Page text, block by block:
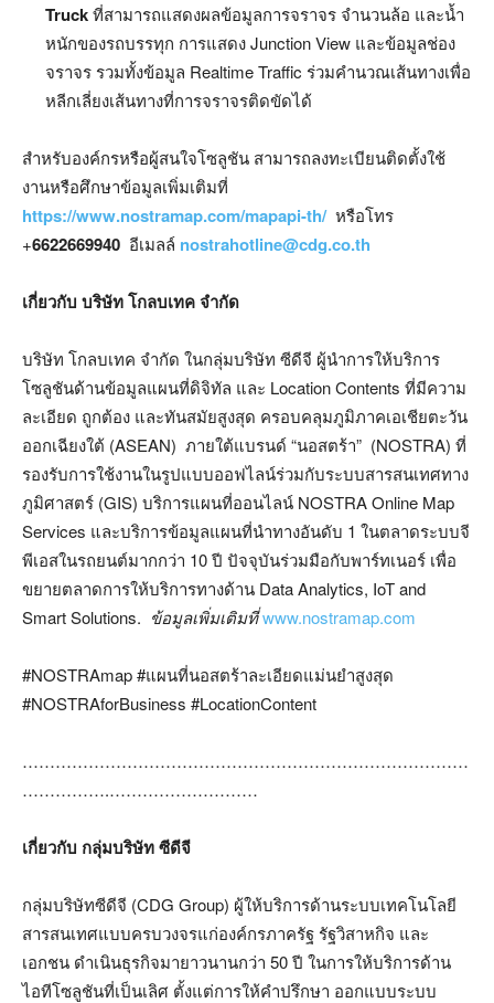
Truckที่สามารถแสดงผลข้อมูลการจราจร จำนวนล้อ และน้ำ
หนักของรถบรรทุก การแสดง Junction View และข้อมูลช่อง
จราจร รวมทั้งข้อมูล Realtime Traffic ร่วมคำนวณเส้นทางเพื่อ
หลีกเลี่ยงเส้นทางที่การจราจรติดขัดได้
สำหรับองค์กรหรือผู้สนใจโซลูชัน สามารถลงทะเบียนติดตั้งใช้
งานหรือศึกษาข้อมูลเพิ่มเติมที่
https://www.nostramap.com/mapapi-th/หรือโทร
+6622669940 อีเมลล์ nostrahotline@cdg.co.th
เกี่ยวกับ บริษัท โกลบเทค จำกัด
บริษัท โกลบเทค จำกัด ในกลุ่มบริษัท ซีดีจี ผู้นำการให้บริการ
โซลูชันด้านข้อมูลแผนที่ดิจิทัล และ Location Contents ที่มีความ
ละเอียด ถูกต้อง และทันสมัยสูงสุด ครอบคลุมภูมิภาคเอเชียตะวัน
ออกเฉียงใต้ (ASEAN) ภายใต้แบรนด์ “นอสตร้า” (NOSTRA) ที่
รองรับการใช้งานในรูปแบบออฟไลน์ร่วมกับระบบสารสนเทศทาง
ภูมิศาสตร์ (GIS) บริการแผนที่ออนไลน์ NOSTRA Online Map
Services และบริการข้อมูลแผนที่นำทางอันดับ 1 ในตลาดระบบจี
พีเอสในรถยนต์มากกว่า 10 ปี ปัจจุบันร่วมมือกับพาร์ทเนอร์ เพื่อ
ขยายตลาดการให้บริการทางด้าน Data Analytics, IoT and
Smart Solutions. ข้อมูลเพิ่มเติมที่www.nostramap.com
#NOSTRAmap #แผนที่นอสตร้าละเอียดแม่นยำสูงสุด
#NOSTRAforBusiness #LocationContent
………………………………………………………………………
…………….………………………
เกี่ยวกับ กลุ่มบริษัท ซีดีจี
กลุ่มบริษัทซีดีจี (CDG Group) ผู้ให้บริการด้านระบบเทคโนโลยี
สารสนเทศแบบครบวงจรแก่องค์กรภาครัฐ รัฐวิสาหกิจ และ
เอกชน ดำเนินธุรกิจมายาวนานกว่า 50 ปี ในการให้บริการด้าน
ไอทีโซลูชันที่เป็นเลิศ ตั้งแต่การให้คำปรึกษา ออกแบบระบบ